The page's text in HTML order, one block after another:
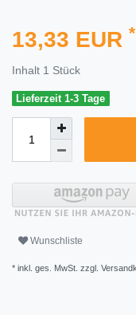
13,33 EUR *
Inhalt 1 Stück
Lieferzeit 1-3 Tage
Wunschliste
* inkl. ges. MwSt. zzgl.